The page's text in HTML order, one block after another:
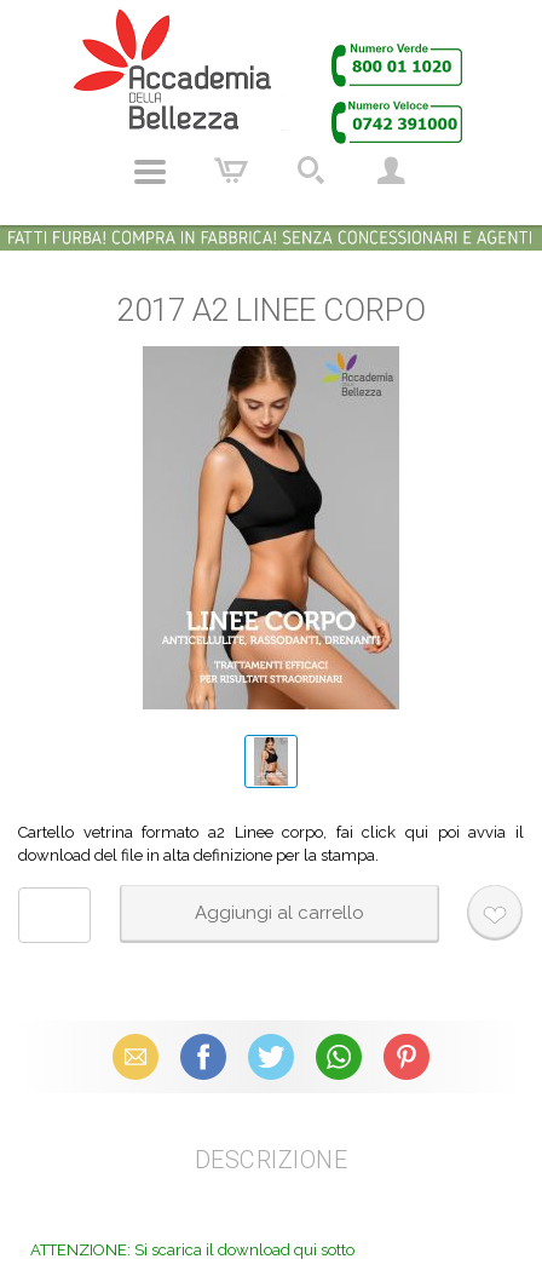
2017 A2 LINEE CORPO
Cartello vetrina formato a2 Linee corpo, fai click qui poi avvia il
download del file in alta definizione per la stampa.
Email Facebook X (Twitter) WhatsAppPinterest
DESCRIZIONE
ATTENZIONE: Si scarica il download qui sotto